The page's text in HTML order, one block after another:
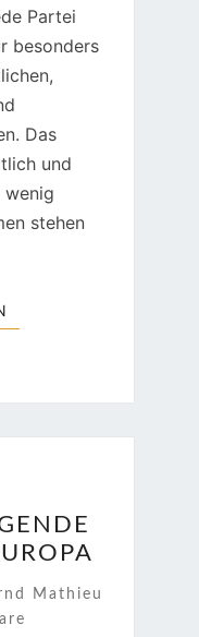
Partei
besonders
Das
und
wenig
stehen
Mathieu